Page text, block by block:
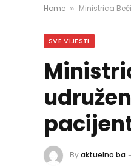
Home » Ministrica
SVE VIJESTI
Byaktuelno.ba